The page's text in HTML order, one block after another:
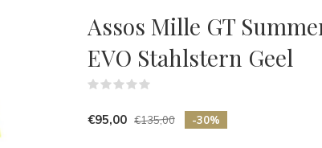
Assos Mille GT
EVO Stahlstern Geel
€95,00 €135,00 -30%